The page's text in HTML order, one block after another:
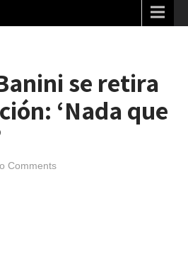
se retira
‘Nada que
Comments